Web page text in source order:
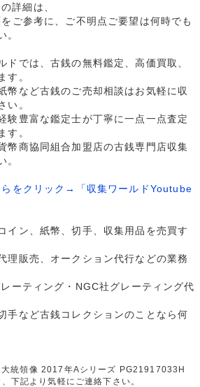
詳細は、
ご参考に、ご不明点ご要望は何時でも
。
ドでは、古銭の無料鑑定、高価買取、
す。
幣など古銭のご売却相談はお気軽に収
い。
験豊富な鑑定士が丁寧に一点一点査定
す。
幣商協同組合加盟店の古銭専門店収集
。
をクリック→「収集ワールドYoutube
イン、紙幣、切手、収集用品を売買す
理販売、オークション代行などの業務
ーティング・NGC社グレーティング代
手など古銭コレクションのことなら何
統領像 2017年Aシリーズ PG21917033H
下記より気軽にご連絡下さい。